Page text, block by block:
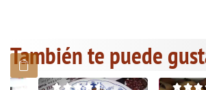
También te puede